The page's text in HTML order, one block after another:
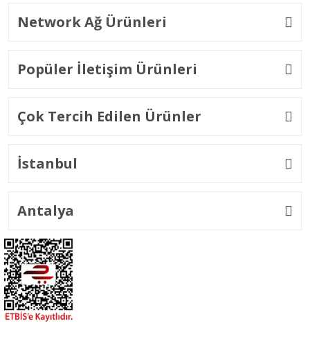
Network Ağ Ürünleri
Popüler İletişim Ürünleri
Çok Tercih Edilen Ürünler
İstanbul
Antalya